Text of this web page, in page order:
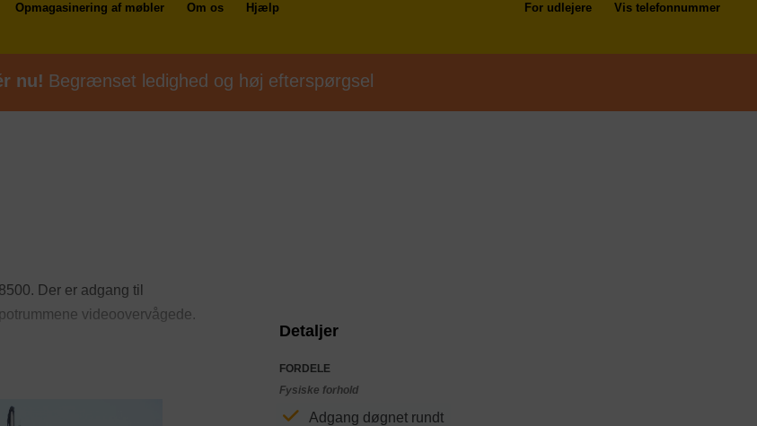
Opmagasinering af møbler Om os Hjælp For udlejere Vis telefonnummer
nu! Begrænset ledighed og høj efterspørgsel
Der er adgang til
videoovervågede.
Detaljer
FORDELE
Fysiske forhold
Adgang døgnet rundt